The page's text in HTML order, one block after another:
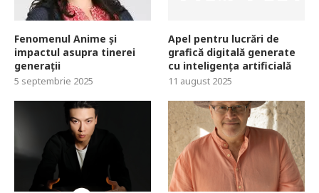
Fenomenul Anime și
impactul asupra tinerei
generații
5 septembrie 2025
Apel pentru lucrări de
grafică digitală generate
cu inteligența artificială
11 august 2025